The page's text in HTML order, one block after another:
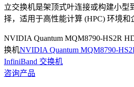
立交换机是架顶式叶连接或构建小型
择，适用于高性能计算 (HPC) 环境和
NVIDIA Quantum MQM8790-HS2R
换机NVIDIA Quantum MQM8790-
InfiniBand 交换机
咨询产品